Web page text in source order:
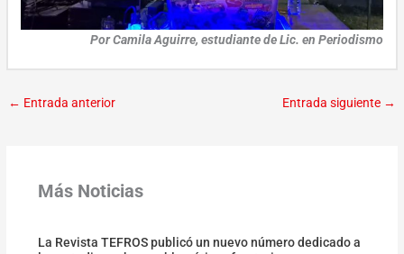
Por Camila Aguirre, estudiante de Lic. en Periodismo
← Entrada anterior Entrada siguiente →
Más Noticias
La Revista TEFROS publicó un nuevo número dedicado a